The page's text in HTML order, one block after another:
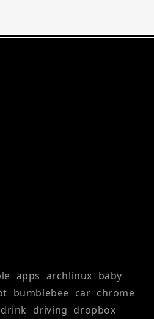
apps archlinux baby
bumblebee car chrome
drink driving dropbox